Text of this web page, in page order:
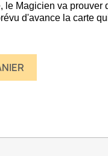
le Magicien va prouver
d'avance la carte